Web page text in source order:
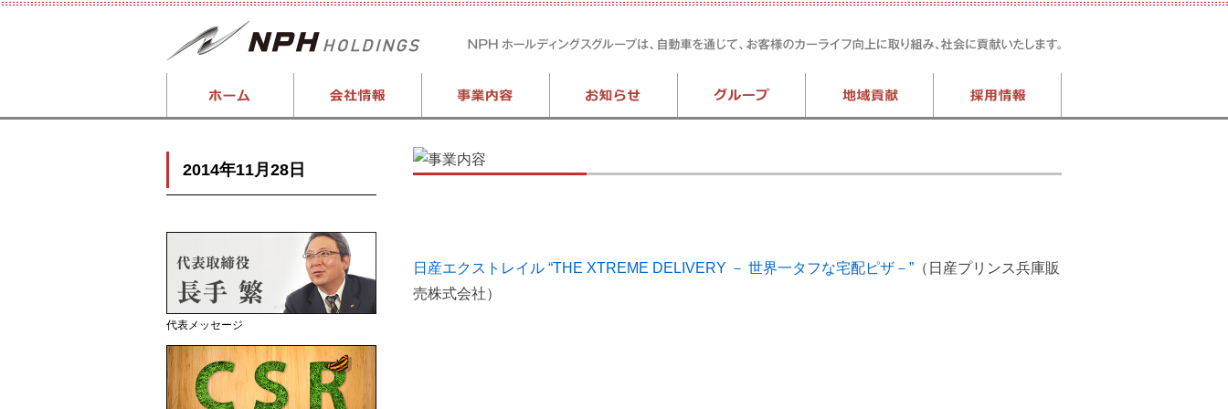
日産エクストレイル “THE XTREME DELIVERY － 世界一タフな宅配ピザ－” （日産プリンス兵庫販
売株式会社）
2014年11月28日
代表メッセージ